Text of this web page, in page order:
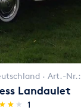
Art.-Nr.:
Landaulet
★
★ ★
★ ★
★ 1